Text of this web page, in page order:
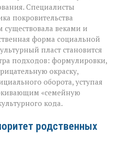
Специалисты
покровительства
веками и
форма социальной
пласт становится
подходов: формулировки,
окраску,
оборота, уступая
«семейную
кода.
родственных